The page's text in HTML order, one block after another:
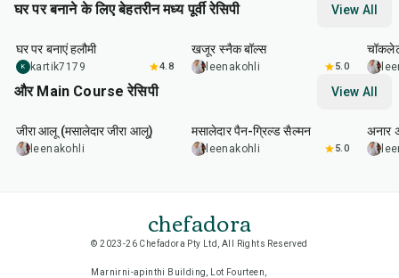
घर पर बनाने के लिए बेहतरीन मध्य पूर्वी रेसिपी View All
50
घर पर बनाएं हलौमी
K kartik7179 4.8
25 min
खजूर स्नैक बॉल्स
leenakohli 5.0
और Main Course रेसिपी View All
25
जीरा आलू (मसालेदार जीरा आलू)
leenakohli
मसालेदार पैन-ग्रिल्ड सैल्मन
leenakohli 5.0
अनार
chefadora
© 2023-26 Chefadora Pty Ltd, All Rights Reserved
Marnirni-apinthi Building, Lot Fourteen,